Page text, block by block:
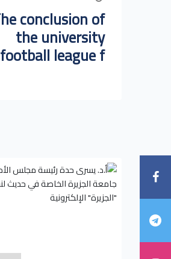
conclusion of
the university
football league f...